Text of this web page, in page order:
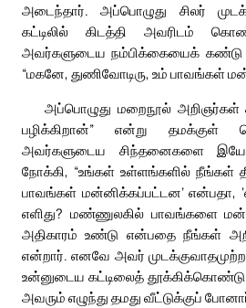
அடைந்தார். அப்பொழுது சிலர்
கட்டிலில் கிடத்தி அவரிடம்
அவர்களுடைய நம்பிக்கையைக் கண்டு
“மகனே, துணிவோடிரு, உம் பாவங்கள்
அப்பொழுது மறைநூல் அறிஞர்கள்
பழிக்கிறான்” என்று
அவர்களுடைய சிந்தனைகளை
நோக்கி, “உங்கள் உள்ளங்களில் நீங்கள்
பாவங்கள் மன்னிக்கப்பட்டன’ என்பதா,
எளிது? மண்ணுலகில் பாவங்களை
அதிகாரம் உண்டு என்பதை நீங்கள்
என்றார். எனவே அவர்
உன்னுடைய கட்டிலைத் தூக்கிக்கொண்டு
அவரும் எழுந்து தமது வீட்டுக்குப்